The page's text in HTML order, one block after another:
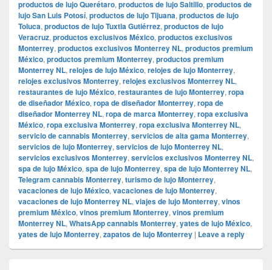
productos de lujo Querétaro, productos de lujo Saltillo, productos de
lujo San Luis Potosí, productos de lujo Tijuana, productos de lujo
Toluca, productos de lujo Tuxtla Gutiérrez, productos de lujo
Veracruz, productos exclusivos México, productos exclusivos
Monterrey, productos exclusivos Monterrey NL, productos premium
México, productos premium Monterrey, productos premium
Monterrey NL, relojes de lujo México, relojes de lujo Monterrey,
relojes exclusivos Monterrey, relojes exclusivos Monterrey NL,
restaurantes de lujo México, restaurantes de lujo Monterrey, ropa
de diseñador México, ropa de diseñador Monterrey, ropa de
diseñador Monterrey NL, ropa de marca Monterrey, ropa exclusiva
México, ropa exclusiva Monterrey, ropa exclusiva Monterrey NL,
servicio de cannabis Monterrey, servicios de alta gama Monterrey,
servicios de lujo Monterrey, servicios de lujo Monterrey NL,
servicios exclusivos Monterrey, servicios exclusivos Monterrey NL,
spa de lujo México, spa de lujo Monterrey, spa de lujo Monterrey NL,
Telegram cannabis Monterrey, turismo de lujo Monterrey,
vacaciones de lujo México, vacaciones de lujo Monterrey,
vacaciones de lujo Monterrey NL, viajes de lujo Monterrey, vinos
premium México, vinos premium Monterrey, vinos premium
Monterrey NL, WhatsApp cannabis Monterrey, yates de lujo México,
yates de lujo Monterrey, zapatos de lujo Monterrey | Leave a reply